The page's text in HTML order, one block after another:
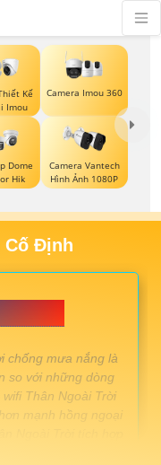
Kế
Imou
Camera Imou 360
Dome
Hik
Camera Vantech
Hình Ảnh 1080P
Cố Định
chống mưa nắng là
so với những dòng
Thân Ngoài Trời
mạnh hồng ngoại